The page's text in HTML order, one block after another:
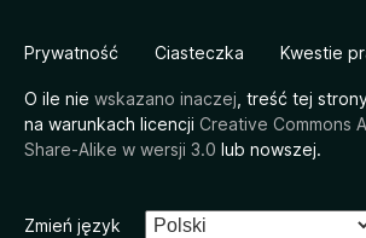
Prywatność Ciasteczka Kwestie
O ile nie wskazano inaczej , treść tej
na warunkach licencji Creative Commons
Share-Alike w wersji 3.0 lub nowszej.
Zmień język